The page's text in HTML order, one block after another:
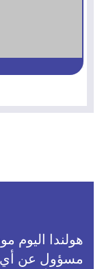
هولندا اليوم
مسؤول عن أي